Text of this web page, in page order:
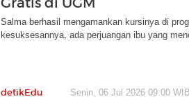
Salma berhasil mengamankan kursinya di
kesuksesannya, ada perjuangan ibu yang
detikEdu Senin, 06 Jul 2026 09:00 WIB